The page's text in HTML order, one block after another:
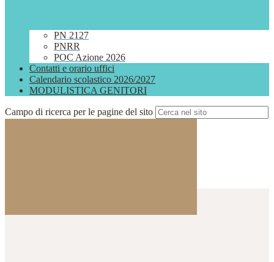
PN 2127
PNRR
POC Azione 2026
Contatti e orario uffici
Calendario scolastico 2026/2027
MODULISTICA GENITORI
Campo di ricerca per le pagine del sito